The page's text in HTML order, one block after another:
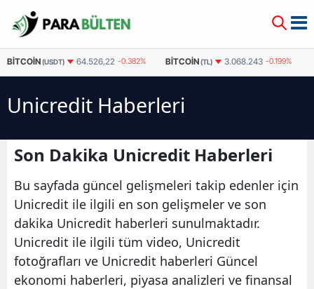
BITCOIN(USDT) 64.526,22 -0.382% BITCOIN(TL) 3.068.243 -0.199%
Unicredit Haberleri
Son Dakika Unicredit Haberleri
Bu sayfada güncel gelişmeleri takip edenler için
Unicredit ile ilgili en son gelişmeler ve son
dakika Unicredit haberleri sunulmaktadır.
Unicredit ile ilgili tüm video, Unicredit
fotoğrafları ve Unicredit haberleri Güncel
ekonomi haberleri, piyasa analizleri ve finansal